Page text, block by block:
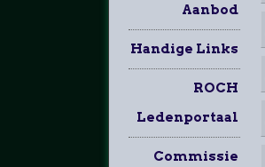
Aanbod
Handige Links
ROCH
Ledenportaal
Commissie